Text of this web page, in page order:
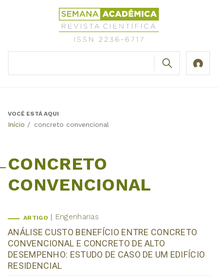
Revista
Científica
Semana
Back
VOCÊ ESTÁ AQUI
Início / concreto convencional
CONCRETO
CONVENCIONAL
ARTIGO Engenharias
ANÁLISE CUSTO BENEFÍCIO ENTRE CONCRETO
CONVENCIONAL E CONCRETO DE ALTO
DESEMPENHO: ESTUDO DE CASO DE UM EDIFÍCIO
RESIDENCIAL